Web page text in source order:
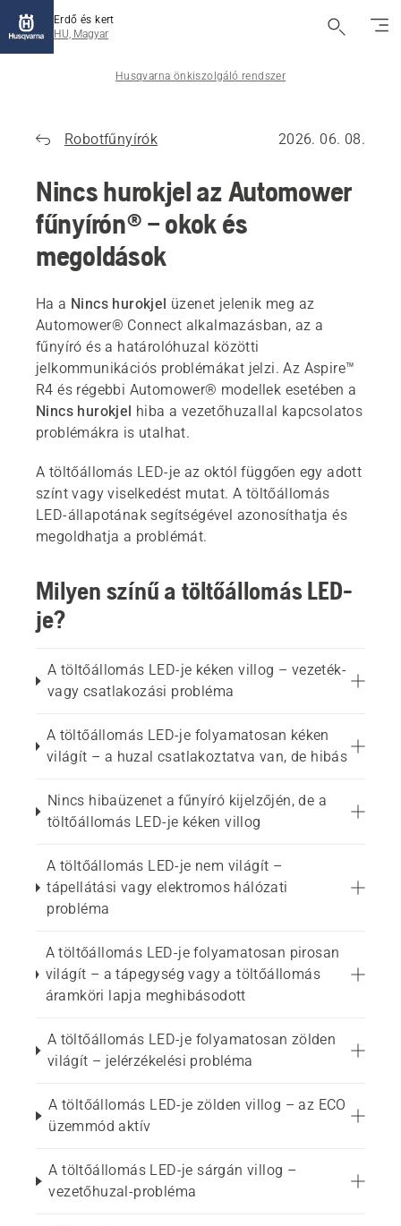
Erdő és kert
HU, Magyar
Husqvarna önkiszolgáló rendszer
Robotfűnyírók 2026. 06. 08.
Nincs hurokjel az Automower
fűnyírón® – okok és
megoldások
Ha a Nincs hurokjel üzenet jelenik meg az
Automower® Connect alkalmazásban, az a
fűnyíró és a határolóhuzal közötti
jelkommunikációs problémákat jelzi. Az Aspire™
R4 és régebbi Automower® modellek esetében a
Nincs hurokjel hiba a vezetőhuzallal kapcsolatos
problémákra is utalhat.
A töltőállomás LED-je az októl függően egy adott
színt vagy viselkedést mutat. A töltőállomás
LED-állapotának segítségével azonosíthatja és
megoldhatja a problémát.
Milyen színű a töltőállomás LED-
je?
A töltőállomás LED-je kéken villog – vezeték-
vagy csatlakozási probléma
A töltőállomás LED-je folyamatosan kéken
világít – a huzal csatlakoztatva van, de hibás
Nincs hibaüzenet a fűnyíró kijelzőjén, de a
töltőállomás LED-je kéken villog
A töltőállomás LED-je nem világít –
tápellátási vagy elektromos hálózati
probléma
A töltőállomás LED-je folyamatosan pirosan
világít – a tápegység vagy a töltőállomás
áramköri lapja meghibásodott
A töltőállomás LED-je folyamatosan zölden
világít – jelérzékelési probléma
A töltőállomás LED-je zölden villog – az ECO
üzemmód aktív
A töltőállomás LED-je sárgán villog –
vezetőhuzal-probléma